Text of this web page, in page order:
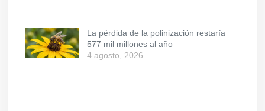
La pérdida de la polinización restaría
577 mil millones al año
4 agosto, 2026